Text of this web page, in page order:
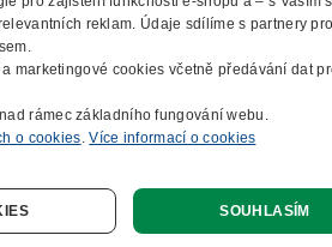
s.r.o. - Všechna práva vyhrazena.
reklam. Údaje sdílíme s partnery
marketingové cookies včetně předávání dat
rámec základního fungování webu.
o cookies. Více informací o cookies
SOUHLASÍM